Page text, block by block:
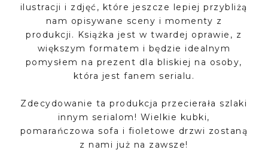
ilustracji i zdjęć, które jeszcze lepiej przybliżą
nam opisywane sceny i momenty z
produkcji. Książka jest w twardej oprawie, z
większym formatem i będzie idealnym
pomysłem na prezent dla bliskiej na osoby,
która jest fanem serialu.
Zdecydowanie ta produkcja przecierała szlaki
innym serialom! Wielkie kubki,
pomarańczowa sofa i fioletowe drzwi zostaną
z nami już na zawsze!